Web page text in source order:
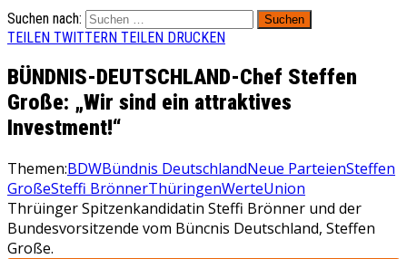
Suchen nach:
TEILEN TWITTERN TEILEN DRUCKEN
BÜNDNIS-DEUTSCHLAND-Chef Steffen
Große: „Wir sind ein attraktives
Investment!“
Themen:BDWBündnis DeutschlandNeue ParteienSteffen
GroßeSteffi BrönnerThüringenWerteUnion
Thrüinger Spitzenkandidatin Steffi Brönner und der
Bundesvorsitzende vom Büncnis Deutschland, Steffen
Große.